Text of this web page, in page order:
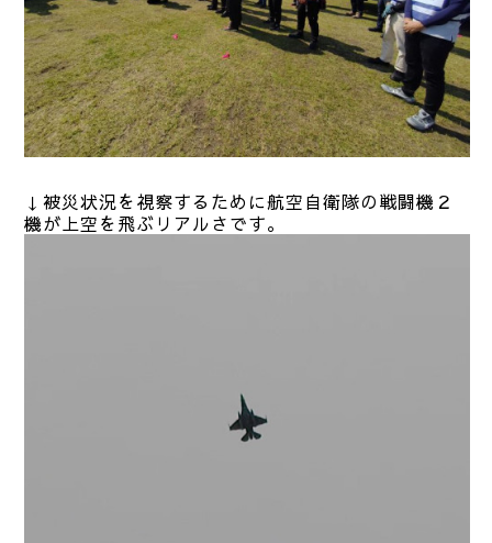
↓被災状況を視察するために航空自衛隊の戦闘機２
機が上空を飛ぶリアルさです。